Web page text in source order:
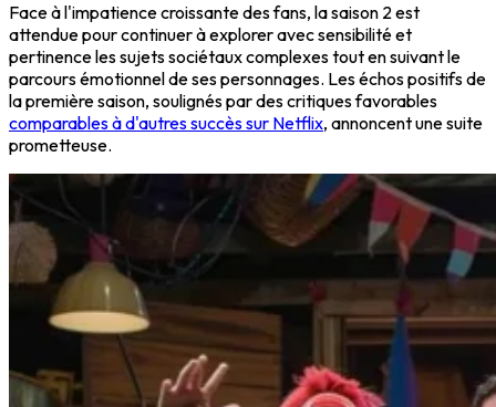
Face à l'impatience croissante des fans, la saison 2 est
attendue pour continuer à explorer avec sensibilité et
pertinence les sujets sociétaux complexes tout en suivant le
parcours émotionnel de ses personnages. Les échos positifs de
la première saison, soulignés par des critiques favorables
comparables à d'autres succès sur Netflix, annoncent une suite
prometteuse.